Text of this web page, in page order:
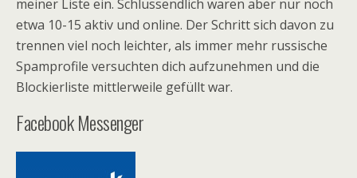
meiner Liste ein. Schlussendlich waren aber nur noch
etwa 10-15 aktiv und online. Der Schritt sich davon zu
trennen viel noch leichter, als immer mehr russische
Spamprofile versuchten dich aufzunehmen und die
Blockierliste mittlerweile gefüllt war.
Facebook Messenger